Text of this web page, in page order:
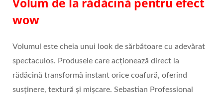
wow
Volumul este cheia unui look de sărbătoare cu adevărat
spectaculos. Produsele care acționează direct la
rădăcină transformă instant orice coafură, oferind
susținere, textură și mișcare. Sebastian Professional